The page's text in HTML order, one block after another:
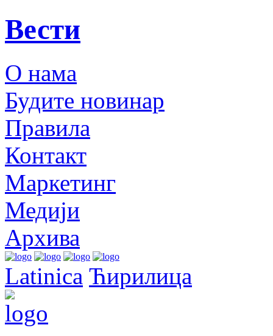
Вести
О нама
Будите новинар
Правила
Контакт
Маркетинг
Медији
Архива
Latinica Ћирилица